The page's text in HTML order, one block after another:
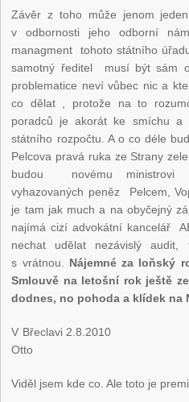
Závěr z toho může jenom
v odbornosti jeho odborní
managment tohoto státního
samotný ředitel musí být sám
problematice neví vůbec nic a
co dělat , protože na to
poradců je akorát ke smíchu a
státního rozpočtu. A o co déle
Pelcova pravá ruka ze Strany
budou novému ministrovi
vyhazovaných peněz Pelcem,
je tam jak much a na obyčejný
najímá cizí advokátní kancelář
nechat udělat nezávislý
s vrátnou. Nájemné za loňský
Smlouvě na letošní rok ještě
dodnes, no pohoda a klídek na
V Břeclavi
Otto
Viděl jsem kde co. Ale toto je